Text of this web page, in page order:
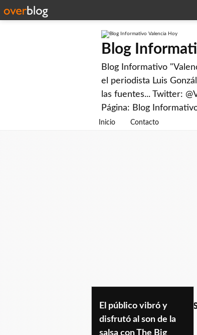
Blog
Blog Informativo
el periodista Luis
las fuentes... Twitter:
Página: Blog
Inicio Contacto
El público vibró y
disfrutó al son de la
salsa con The Big